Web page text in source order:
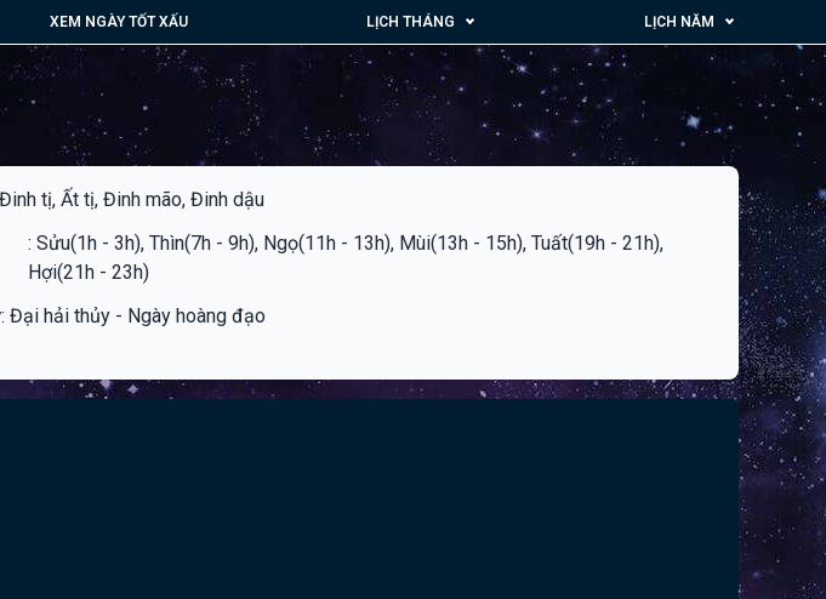
XEM NGÀY TỐT XẤU LỊCH THÁNG LỊCH NĂM
tị, Ất tị, Đinh mão, Đinh dậu
: Sửu(1h - 3h), Thìn(7h - 9h), Ngọ(11h - 13h), Mùi(13h - 15h), Tuất(19h - 21h),
Hợi(21h - 23h)
: Đại hải thủy - Ngày hoàng đạo